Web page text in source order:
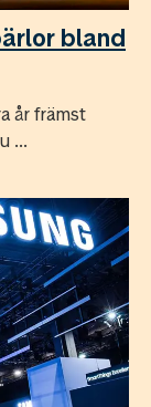
bland
år främst
...